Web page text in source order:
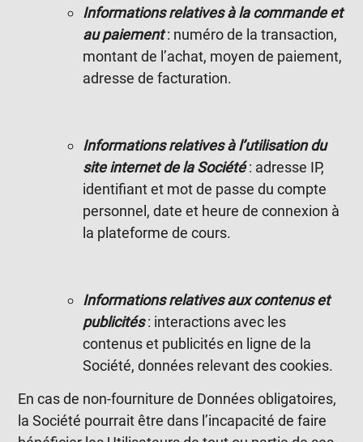
Informations relatives à la commande et
au paiement: numéro de la transaction,
montant de l’achat, moyen de paiement,
adresse de facturation.
Informations relatives à l’utilisation du
site internet de la Société: adresse IP,
identifiant et mot de passe du compte
personnel, date et heure de connexion à
la plateforme de cours.
Informations relatives aux contenus et
publicités: interactions avec les
contenus et publicités en ligne de la
Société, données relevant des cookies.
En cas de non-fourniture de Données obligatoires,
la Société pourrait être dans l’incapacité de faire